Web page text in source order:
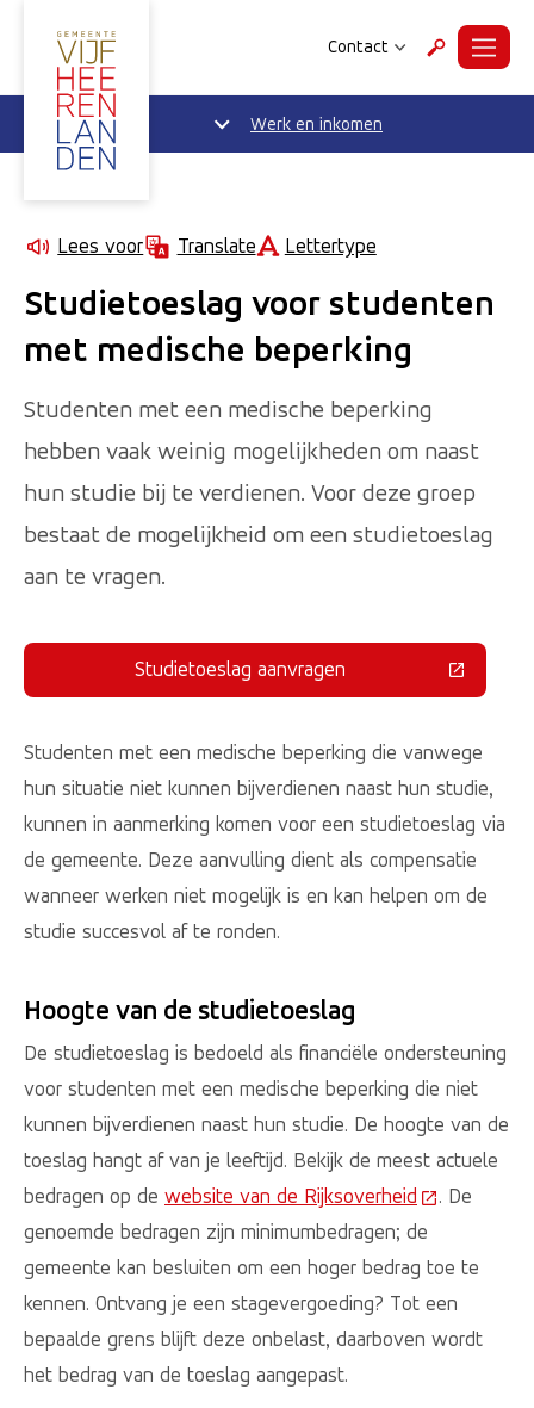
Contact ZoekenMenu
Werk en inkomen
Lees voor Translate Lettertype
Studietoeslag voor studenten
met medische beperking
Studenten met een medische beperking
hebben vaak weinig mogelijkheden om naast
hun studie bij te verdienen. Voor deze groep
bestaat de mogelijkheid om een studietoeslag
aan te vragen.
Studietoeslag aanvragen(Deze link gaat naar een externe
Studenten met een medische beperking die vanwege
hun situatie niet kunnen bijverdienen naast hun studie,
kunnen in aanmerking komen voor een studietoeslag via
de gemeente. Deze aanvulling dient als compensatie
wanneer werken niet mogelijk is en kan helpen om de
studie succesvol af te ronden.
Hoogte van de studietoeslag
De studietoeslag is bedoeld als financiële ondersteuning
voor studenten met een medische beperking die niet
kunnen bijverdienen naast hun studie. De hoogte van de
toeslag hangt af van je leeftijd. Bekijk de meest actuele
bedragen op de website van de Rijksoverheid (Deze link
. De
genoemde bedragen zijn minimumbedragen; de
gemeente kan besluiten om een hoger bedrag toe te
kennen. Ontvang je een stagevergoeding? Tot een
bepaalde grens blijft deze onbelast, daarboven wordt
het bedrag van de toeslag aangepast.